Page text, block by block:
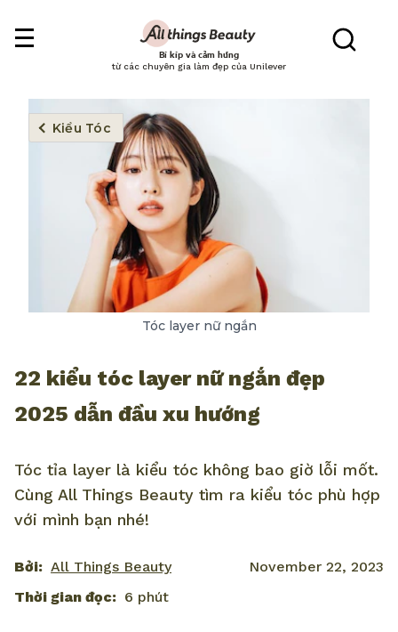
Bí kíp và cảm hứng
từ các chuyên gia làm đẹp của Unilever
Kiểu Tóc
Tóc layer nữ ngắn
22 kiểu tóc layer nữ ngắn đẹp
2025 dẫn đầu xu hướng
Tóc tỉa layer là kiểu tóc không bao giờ lỗi mốt.
Cùng All Things Beauty tìm ra kiểu tóc phù hợp
với mình bạn nhé!
Bởi: All Things Beauty
November 22, 2023
Thời gian đọc: 6 phút